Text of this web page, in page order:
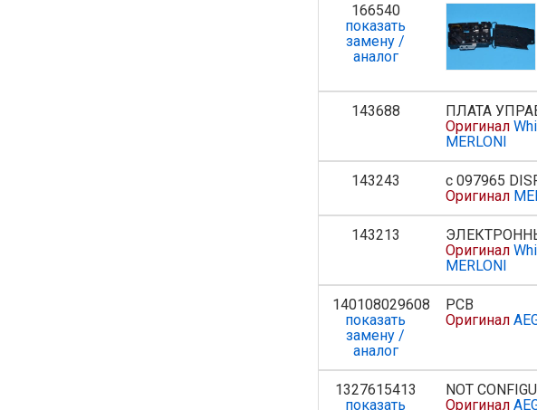
166540
показать
замену /
аналог
143688
ПЛАТА
Оригинал
MERLONI
143243
с 097965
Оригинал
143213
Оригинал
MERLONI
140108029608
показать
замену /
аналог
PCB
Оригинал
1327615413
показать
NOT
Оригинал